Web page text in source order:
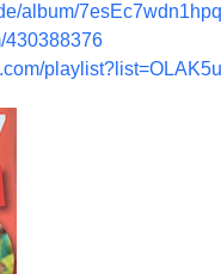
album/
430388376